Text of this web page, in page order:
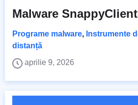
Malware SnappyClient
Programe malware, Instrumente
distanță
aprilie 9, 2026